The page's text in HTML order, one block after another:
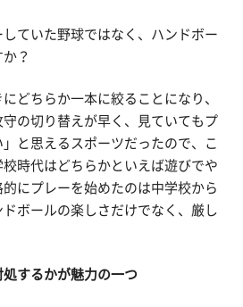
ていた野球ではなく、ハンドボー
？
どちらか一本に絞ることになり、
の切り替えが早く、見ていてもプ
」と思えるスポーツだったので、こ
時代はどちらかといえば遊びでや
にプレーを始めたのは中学校から
ボールの楽しさだけでなく、厳し
するかが魅力の一つ